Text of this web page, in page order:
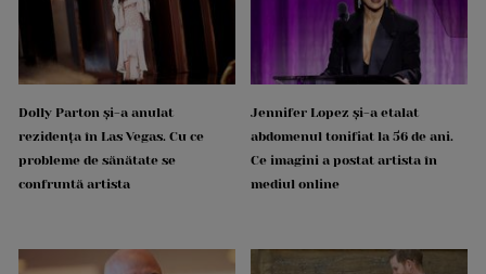
Dolly Parton și-a anulat
rezidența în Las Vegas. Cu ce
probleme de sănătate se
confruntă artista
Jennifer Lopez și-a etalat
abdomenul tonifiat la 56 de ani.
Ce imagini a postat artista în
mediul online